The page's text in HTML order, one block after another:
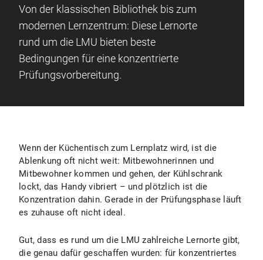
Von der klassischen Bibliothek bis zum
modernen Lernzentrum: Diese Lernorte
rund um die LMU bieten beste
Bedingungen für eine konzentrierte
Prüfungsvorbereitung.
Wenn der Küchentisch zum Lernplatz wird, ist die
Ablenkung oft nicht weit: Mitbewohnerinnen und
Mitbewohner kommen und gehen, der Kühlschrank
lockt, das Handy vibriert – und plötzlich ist die
Konzentration dahin. Gerade in der Prüfungsphase läuft
es zuhause oft nicht ideal.
Gut, dass es rund um die LMU zahlreiche Lernorte gibt,
die genau dafür geschaffen wurden: für konzentriertes